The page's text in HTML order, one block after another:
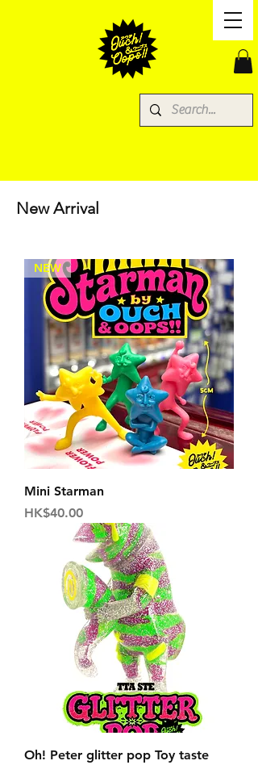
New Arrival
NEW
Mini Starman
価格
HK$40.00
Oh! Peter glitter pop Toy taste